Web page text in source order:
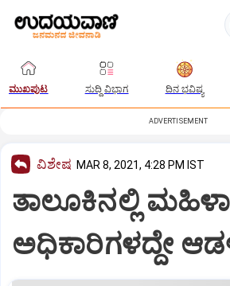
ಮುಖಪುಟ ಸುದ್ದಿ ವಿಭಾಗ ದಿನ ಭವಿಷ್ಯ
ADVERTISEMENT
ವಿಶೇಷ MAR 8, 2021, 4:28 PM IST
ತಾಲೂಕಿನಲ್ಲಿ ಮಹಿಳಾ
ಅಧಿಕಾರಿಗಳದ್ದೇ